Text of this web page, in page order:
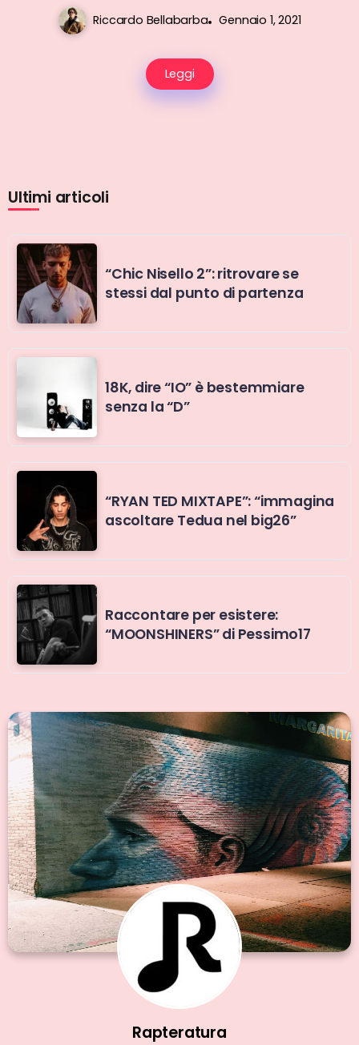
Riccardo Bellabarba Gennaio 1, 2021
Leggi
Ultimi articoli
“Chic Nisello 2”: ritrovare se
stessi dal punto di partenza
18K, dire “IO” è bestemmiare
senza la “D”
“RYAN TED MIXTAPE”: “immagina
ascoltare Tedua nel big26”
Raccontare per esistere:
“MOONSHINERS” di Pessimo17
Rapteratura